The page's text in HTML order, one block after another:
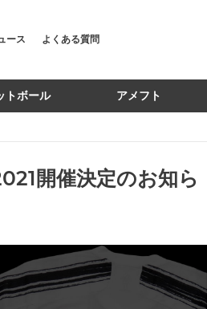
ース よくある質問
トボール アメフト
開催決定のお知ら